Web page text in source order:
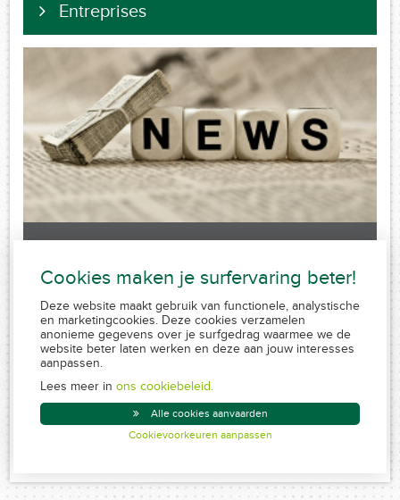
Entreprises
Sorry, no posts matched your criteria.
Conduite MiFID
Created by Insucommerce
Cookies maken je surfervaring beter!
Deze website maakt gebruik van functionele, analystische
en marketingcookies. Deze cookies verzamelen
anonieme gegevens over je surfgedrag waarmee we de
website beter laten werken en deze aan jouw interesses
aanpassen.
Lees meer in ons cookiebeleid.
Alle cookies aanvaarden
Cookievoorkeuren aanpassen